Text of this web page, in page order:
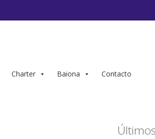
Charter Baiona Contacto